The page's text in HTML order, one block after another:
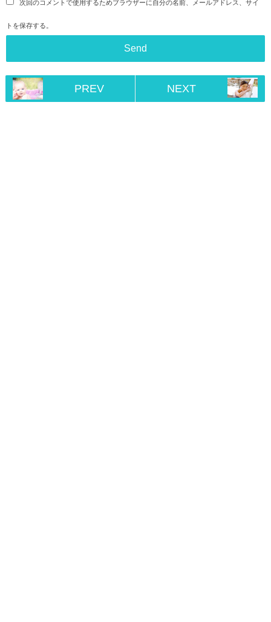
次回のコメントで使用するためブラウザーに自分の名前、メールアドレス、サイ
トを保存する。
PREV NEXT